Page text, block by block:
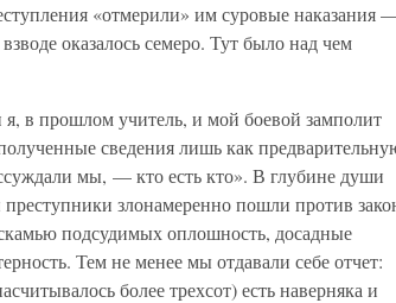
«отмерили» им суровые наказания
оказалось семеро. Тут было над чем
в прошлом учитель, и мой боевой замполит
сведения лишь как
мы, — кто есть кто». В глубине души
злонамеренно пошли против
подсудимых оплошность, досадные
Тем не менее мы отдавали себе отчет:
более трехсот) есть наверняка и